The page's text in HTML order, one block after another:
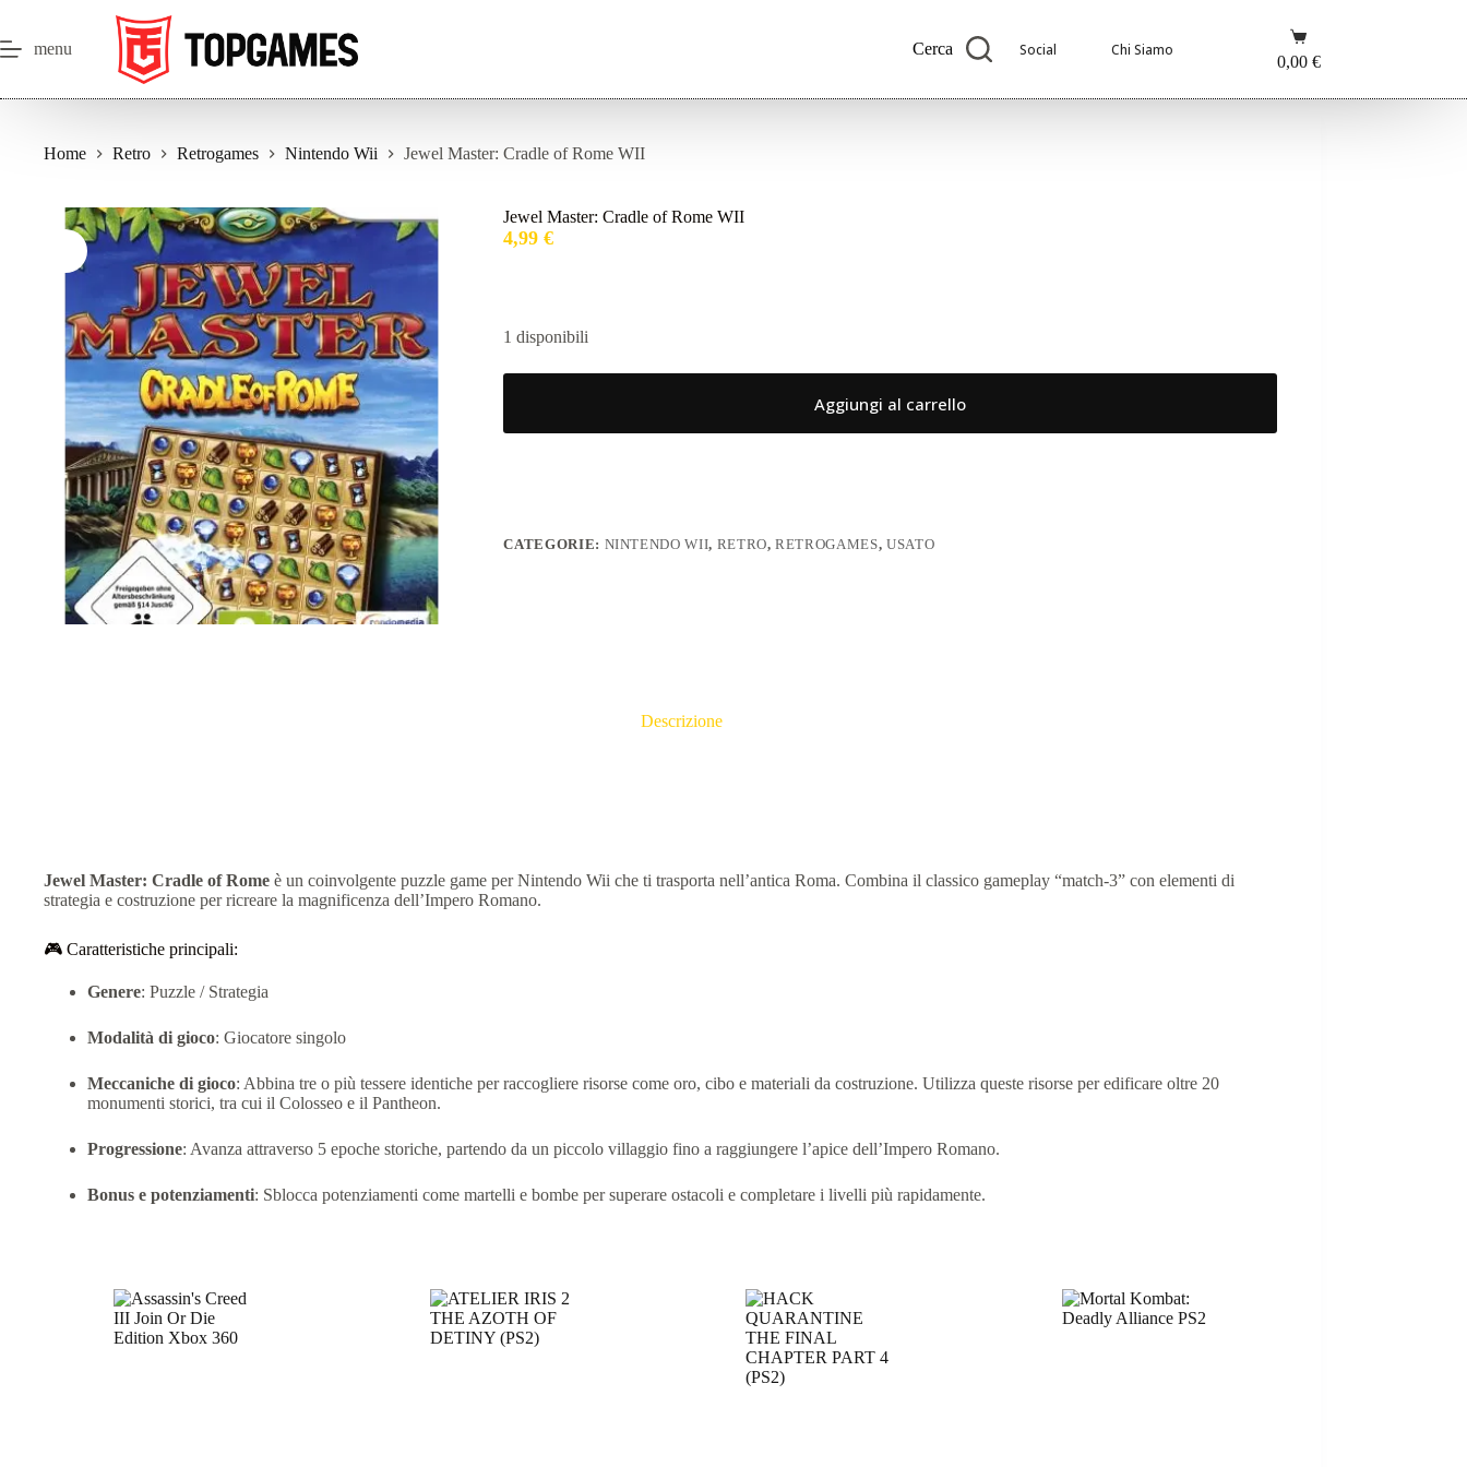
contenuto
menu Cerca Social Chi Siamo
Carrello
0,00 €
Home Retro Retrogames Nintendo Wii Jewel Master: Cradle of Rome WII
Jewel Master: Cradle of Rome WII
4,99€
1 disponibili
Aggiungi al carrello
CATEGORIE: NINTENDO WII, RETRO,RETROGAMES, USATO
Descrizione
Jewel Master: Cradle of Rome è un coinvolgente puzzle game per Nintendo Wii che ti trasporta nell’antica Roma. Combina il classico gameplay “match-3” con elementi di
strategia e costruzione per ricreare la magnificenza dell’Impero Romano.
🎮 Caratteristiche principali:
Genere: Puzzle / Strategia
Modalità di gioco: Giocatore singolo
Meccaniche di gioco: Abbina tre o più tessere identiche per raccogliere risorse come oro, cibo e materiali da costruzione. Utilizza queste risorse per edificare oltre 20
monumenti storici, tra cui il Colosseo e il Pantheon.
Progressione: Avanza attraverso 5 epoche storiche, partendo da un piccolo villaggio fino a raggiungere l’apice dell’Impero Romano.
Bonus e potenziamenti: Sblocca potenziamenti come martelli e bombe per superare ostacoli e completare i livelli più rapidamente.